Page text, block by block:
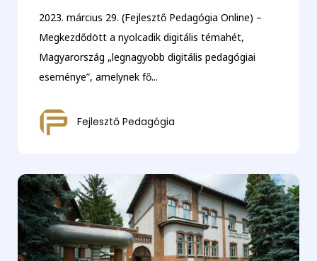
2023. március 29. (Fejlesztő Pedagógia Online) –
Megkezdődött a nyolcadik digitális témahét,
Magyarország „legnagyobb digitális pedagógiai
eseménye”, amelynek fő...
Fejlesztő Pedagógia